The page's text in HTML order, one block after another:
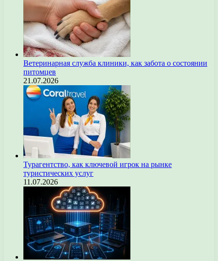
Ветеринарная служба клиники, как забота о состоянии
питомцев
21.07.2026
Турагентство, как ключевой игрок на рынке
туристических услуг
11.07.2026